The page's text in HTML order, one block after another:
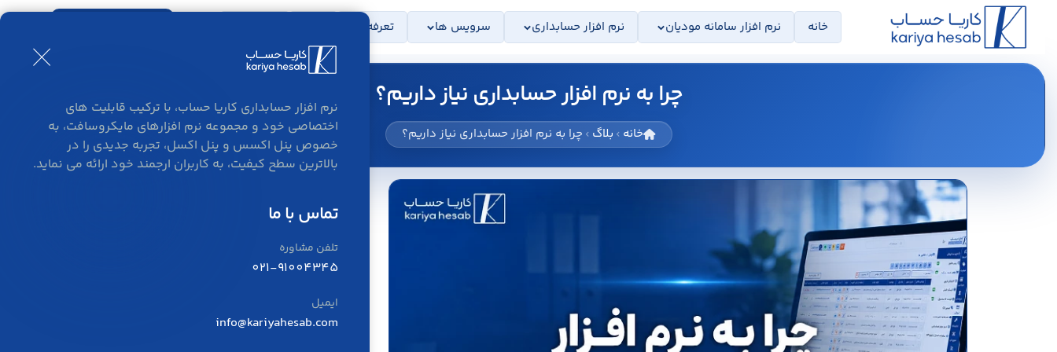
نرم افزار حسابداری کاریا حساب، با ترکیب قابلیت های
اختصاصی خود و مجموعه نرم افزارهای مایکروسافت، به
خصوص پنل اکسس و پنل اکسل، تجربه جدیدی را در
بالاترین سطح کیفیت، به کاربران ارجمند خود ارائه می نماید.
تماس با ما
تلفن مشاوره
021-91004345
ایمیل
info@kariyahesab.com
خانه نرم افزار سامانه مودیان نرم افزار حسابداری سرویس ها تعرفه ها
چرا به نرم افزار حسابداری نیاز داریم؟
خانه بلاگ چرا به نرم افزار حسابداری نیاز داریم؟